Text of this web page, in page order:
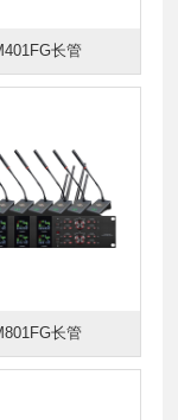
长管
长管